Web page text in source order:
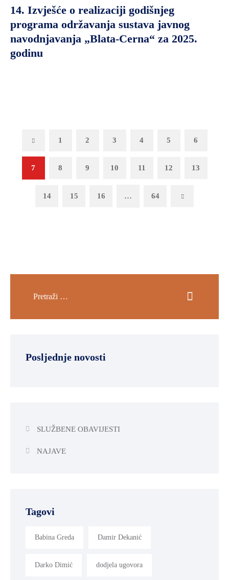
14. Izvješće o realizaciji godišnjeg
programa održavanja sustava javnog
navodnjavanja „Blata-Cerna“ za 2025.
godinu
Previous1 2 3 4 5 6
7 8 9 10 11 12 13
14 15 16 … 64 Next
Posljednje novosti
SLUŽBENE OBAVIJESTI
NAJAVE
Tagovi
Babina Greda Damir Dekanić
Darko Dimić dodjela ugovora